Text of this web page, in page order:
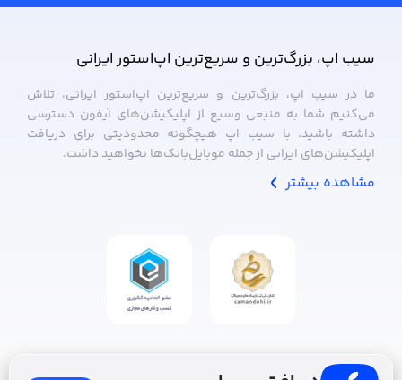
سیب ‌اپ، بزرگ‌ترین و سریع‌ترین اپ‌استور ایرانی
ما در سیب ‌اپ، بزرگ‌ترین و سریع‌ترین اپ‌استور ایرانی، تلاش
می‌کنیم شما به منبعی وسیع از اپلیکیشن‌های آیفون دسترسی
داشته باشید. با سیب ‌اپ هیچگونه محدودیتی برای دریافت
اپلیکیشن‌های ایرانی از جمله موبایل‌بانک‌ها نخواهید داشت.
مشاهده بیشتر